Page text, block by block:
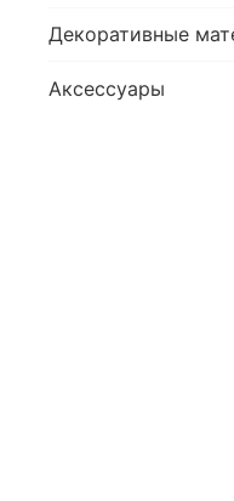
Декоративные
Аксессуары